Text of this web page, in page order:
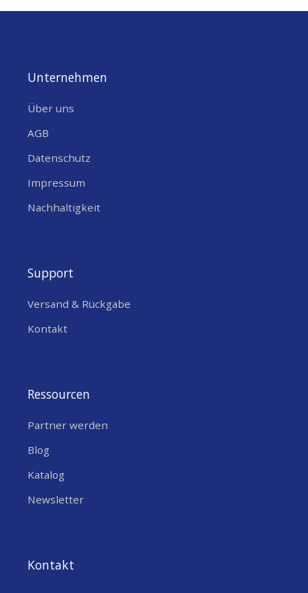
Unternehmen
Über uns
AGB
Datenschutz
Impressum
Nachhaltigkeit
Support
Versand & Rückgabe
Kontakt
Ressourcen
Partner werden
Blog
Katalog
Newsletter
Kontakt